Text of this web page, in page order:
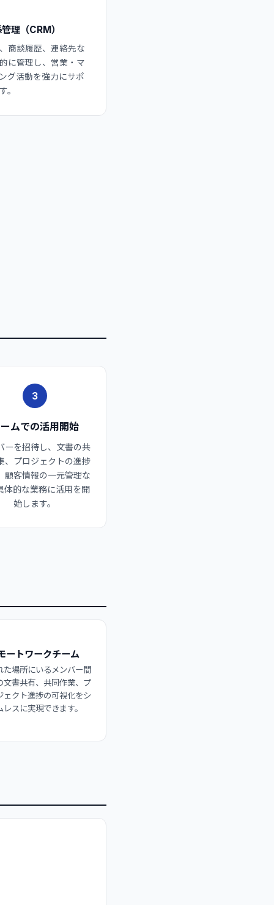
理（CRM）
商談履歴、連絡先な
に管理し、営業・マ
グ活動を強力にサポ
。
3
ムでの活用開始
ーを招待し、文書の共
、プロジェクトの進捗
顧客情報の一元管理な
体的な業務に活用を開
始します。
ートワークチーム
た場所にいるメンバー間
文書共有、共同作業、プ
ェクト進捗の可視化をシ
レスに実現できます。